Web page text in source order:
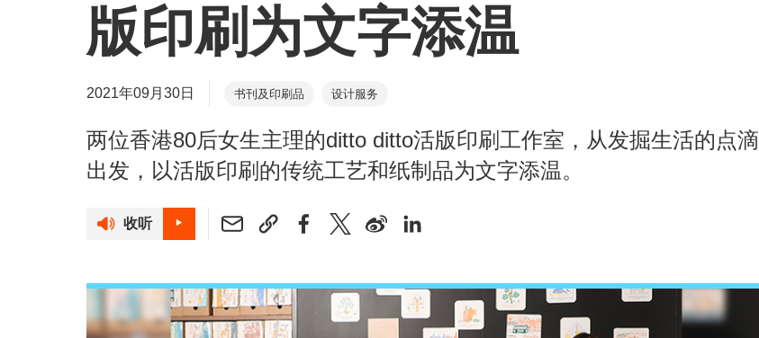
版印刷为文字添温
2021年09月30日 书刊及印刷品 设计服务
两位香港80后女生主理的ditto ditto活版印刷工作室，从发掘生活的点滴
出发，以活版印刷的传统工艺和纸制品为文字添温。
收听